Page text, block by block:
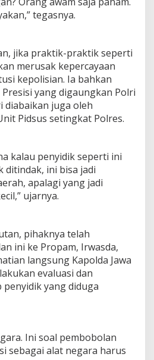
tegasnya.
jika praktik-praktik seperti
merusak kepercayaan
kepolisian. Ia bahkan
yang digaungkan Polri
diabaikan juga oleh
Pidsus setingkat Polres.
kalau penyidik seperti ini
ditindak, ini bisa jadi
apalagi yang jadi
ujarnya.
pihaknya telah
ini ke Propam, Irwasda,
langsung Kapolda Jawa
evaluasi dan
yang diduga
Ini soal pembobolan
sebagai alat negara harus